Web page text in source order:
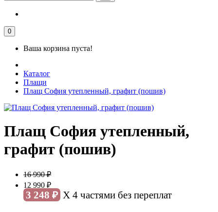
0
Ваша корзина пуста!
Каталог
Плащи
Плащ София утепленный, графит (пошив)
Плащ София утепленный,
графит (пошив)
16 990 ₽
12 990 ₽
3 248 ₽ X 4 частями без переплат